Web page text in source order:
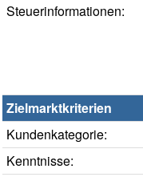
Steuerinformationen:
Zielmarktkriterien
Kundenkategorie:
Kenntnisse: